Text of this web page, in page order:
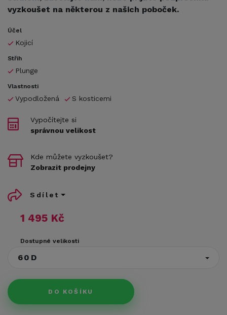
vyzkoušet na některou z našich poboček.
Účel
Kojicí
Střih
Plunge
Vlastnosti
Vypodložená S kosticemi
1 495 Kč
Dostupné velikosti
60D
DO KOŠÍKU
Vypočítejte si
správnou velikost
Kde můžete vyzkoušet?
Zobrazit prodejny
Sdílet